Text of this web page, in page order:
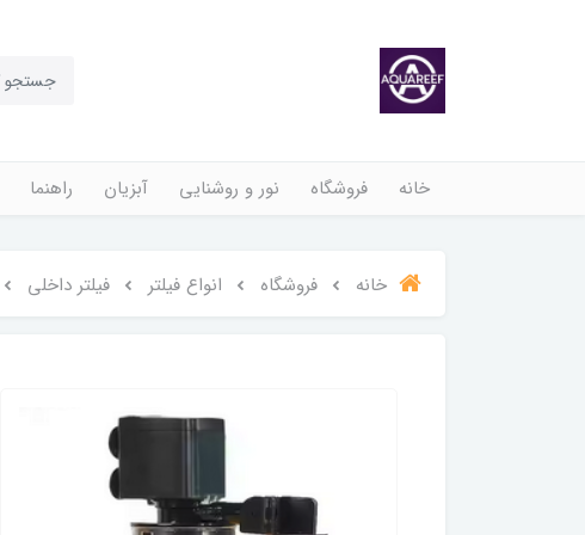
خانه فروشگاه نور و روشنایی آبزیان راهنما
خانه فروشگاه انواع فیلتر فیلتر داخلی